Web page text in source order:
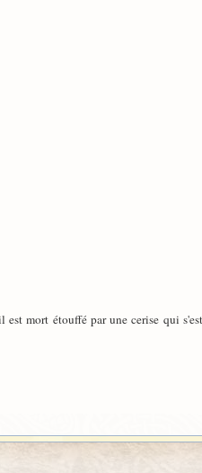
mort étouffé par une cerise qui